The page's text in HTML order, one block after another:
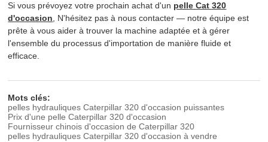
Si vous prévoyez votre prochain achat d'un pelle Cat 320
d'occasion, N'hésitez pas à nous contacter — notre équipe est
prête à vous aider à trouver la machine adaptée et à gérer
l'ensemble du processus d'importation de manière fluide et
efficace.
Mots clés:
pelles hydrauliques Caterpillar 320 d'occasion puissantes
Prix d'une pelle Caterpillar 320 d'occasion
Fournisseur chinois d'occasion de Caterpillar 320
pelles hydrauliques Caterpillar 320 d'occasion à vendre